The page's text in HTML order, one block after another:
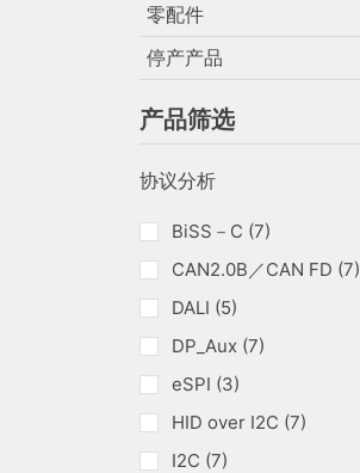
零配件
停产产品
产品筛选
协议分析
BiSS－C (7)
CAN2.0B／CAN FD (7)
DALI (5)
DP_Aux (7)
eSPI (3)
HID over I2C (7)
I2C (7)